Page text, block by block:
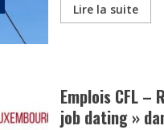
Lire la suite
Emplois CFL –
job dating »